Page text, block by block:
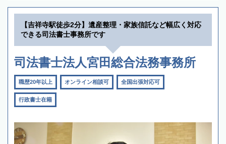
【吉祥寺駅徒歩2分】遺産整理・家族信託など幅広く対応
できる司法書士事務所です
司法書士法人宮田総合法務事務所
職歴20年以上 オンライン相談可 全国出張対応可
行政書士在籍